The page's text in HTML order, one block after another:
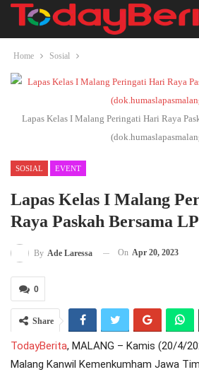
Home Sosial
Lapas Kelas I Malang Peringati Hari Raya
SOSIAL EVENT
Lapas Kelas I Malang
Raya Paskah Bersama
By Ade Laressa On Apr 20, 2023
0
Share
TodayBerita, MALANG – Kamis (20/4/
Malang Kanwil Kemenkumham Jawa